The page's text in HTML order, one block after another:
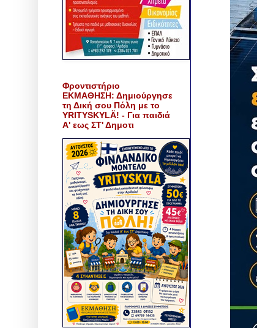
Φροντιστήριο
ΕΚΜΑΘΗΣΗ: Δημιούργησε
τη Δική σου Πόλη με το
YRITYSKYLÄ! - Για παιδιά
Α' εως ΣΤ' Δημοτι